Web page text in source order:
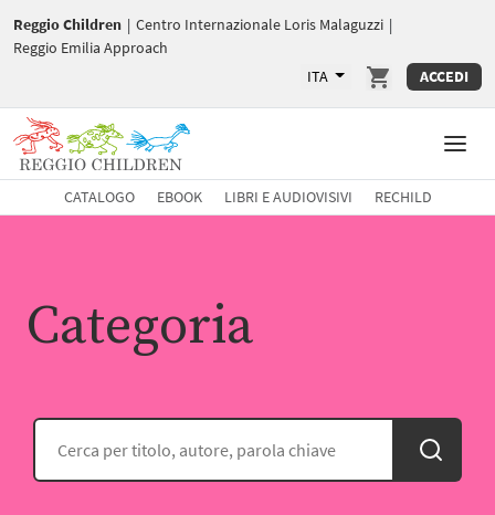
Reggio Children | Centro Internazionale Loris Malaguzzi |
Reggio Emilia Approach
ITA
ACCEDI
CATALOGO EBOOK LIBRI E AUDIOVISIVI RECHILD
Categoria